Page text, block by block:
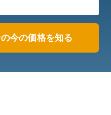
今の価格を知る